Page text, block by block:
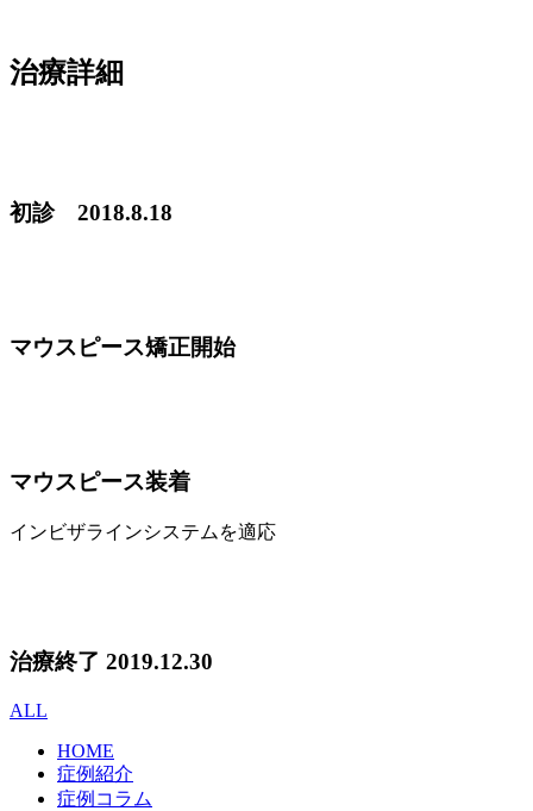
治療詳細
初診 2018.8.18
マウスピース矯正開始
マウスピース装着
インビザラインシステムを適応
治療終了 2019.12.30
ALL
HOME
症例紹介
症例コラム